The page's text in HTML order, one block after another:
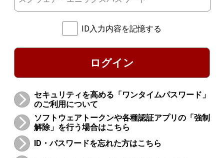
ID入力内容を記憶する
ログイン
セキュリティを高める「ワンタイムパスワード」
のご利用について
ソフトウェアトークンや各種認証アプリの「強制
解除」を行う場合はこちら
ID・パスワードを忘れた方はこちら